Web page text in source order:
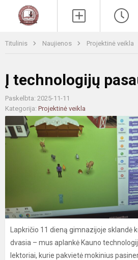
Titulinis Naujienos Projektinė veikla
Į technologijų
Paskelbta: 2025-11-11
Kategorija: Projektinė veikla
Lapkričio 11 dieną gimnazijoje sklandė
dvasia – mus aplankė Kauno
lektoriai, kurie pakvietė mokinius